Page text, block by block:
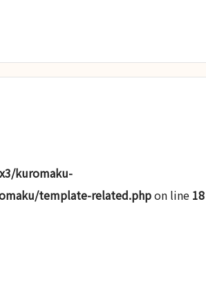
kuromaku-
template-related.phpon line 18